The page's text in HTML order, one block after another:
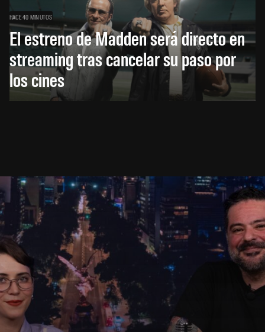
HACE 40 MINUTOS
El estreno de Madden será directo en
streaming tras cancelar su paso por
los cines